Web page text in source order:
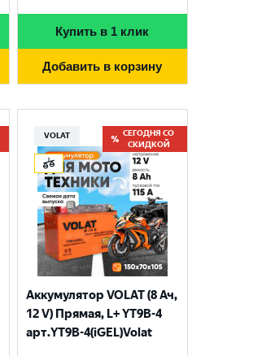
Купить в 1 клик
Добавить в корзину
VOLAT
СЕГОДНЯ СО
СКИДКОЙ
Аккумулятор VOLAT (8 Ач,
12 V) Прямая, L+ YT9B-4
арт.YT9B-4(iGEL)Volat